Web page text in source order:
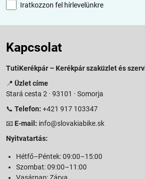
Iratkozzon fel hírlevelünkre
Kapcsolat
TutiKerékpár – Kerékpár szaküzlet és
📍 Üzlet címe
Stará cesta 2 · 93101 · Somorja
📞 Telefon: +421 917 103347
📧 E-mail: info@slovakiabike.sk
Nyitvatartás:
Hétfő–Péntek: 09:00–15:00
Szombat: 09:00–11:00